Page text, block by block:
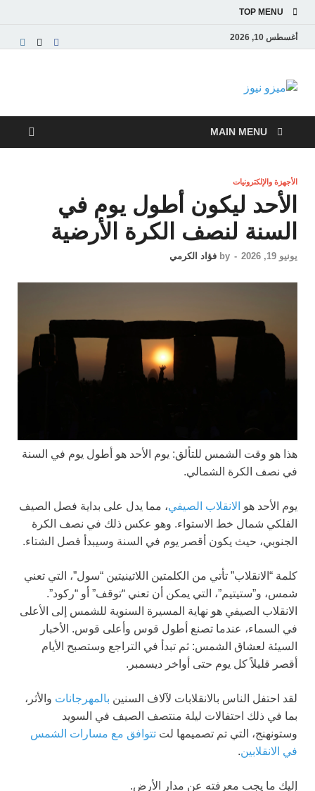
TOP MENU
أغسطس 10, 2026
ميزو نيوز
والاقتصادية
MAIN MENU
الأجهزة والإلكترونيات
الأحد ليكون أطول يوم في
السنة لنصف الكرة الأرضية
يونيو 19, 2026 -
by فؤاد الكرمي
هذا هو وقت الشمس للتألق: يوم الأحد هو أطول يوم في السنة
في نصف الكرة الشمالي.
يوم الأحد هو الانقلاب الصيفي، مما يدل على بداية فصل الصيف
الفلكي شمال خط الاستواء. وهو عكس ذلك في نصف الكرة
الجنوبي، حيث يكون أقصر يوم في السنة وسيبدأ فصل الشتاء.
كلمة “الانقلاب” تأتي من الكلمتين اللاتينيتين “سول”، التي تعني
شمس، و”ستيتيم”، التي يمكن أن تعني “توقف” أو “ركود”.
الانقلاب الصيفي هو نهاية المسيرة السنوية للشمس إلى الأعلى
في السماء، عندما تصنع أطول قوس وأعلى قوس. الأخبار
السيئة لعشاق الشمس: ثم تبدأ في التراجع وستصبح الأيام
أقصر قليلاً كل يوم حتى أواخر ديسمبر.
لقد احتفل الناس بالانقلابات لآلاف السنين بالمهرجانات والأثر،
بما في ذلك احتفالات ليلة منتصف الصيف في السويد
وستونهنج، التي تم تصميمها لت تتوافق مع مسارات الشمس
في الانقلابين.
إليك ما يجب معرفته عن مدار الأرض.